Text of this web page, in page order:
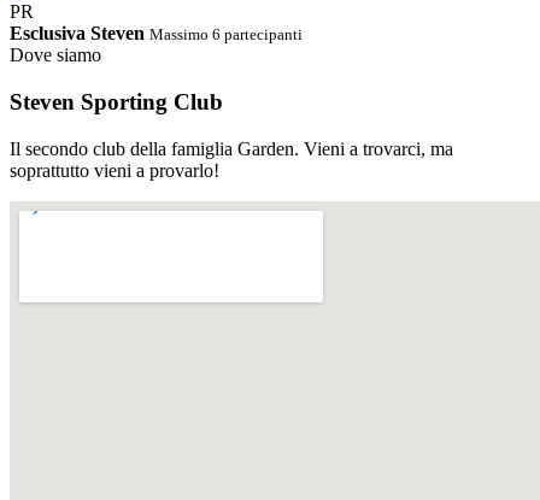
PR
Esclusiva Steven Massimo 6 partecipanti
Dove siamo
Steven Sporting Club
Il secondo club della famiglia Garden. Vieni a trovarci, ma
soprattutto vieni a provarlo!
PDF
Abbonamento STEVEN